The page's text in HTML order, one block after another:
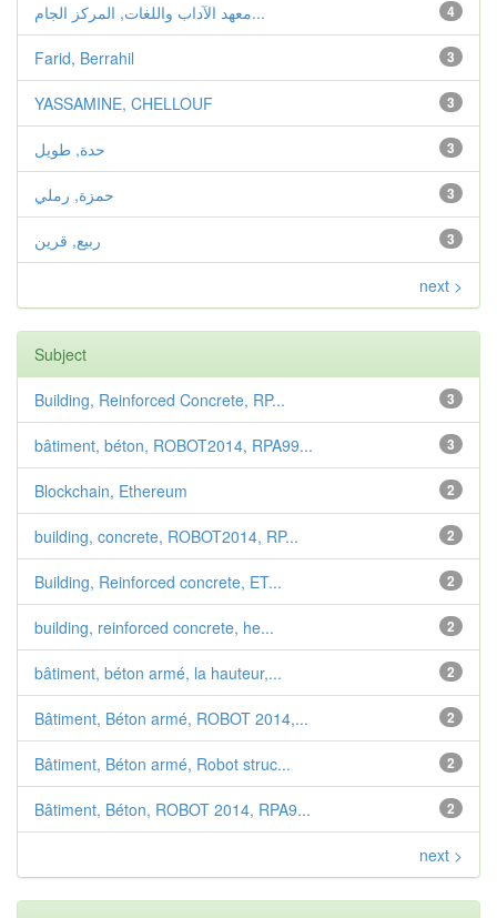
4 معهد الآداب واللغات, المركز الجام...
3
Farid, Berrahil
3
YASSAMINE, CHELLOUF
3 حدة, طويل
3 حمزة, رملي
3 ربيع, قرين
next >
Subject
3
Building, Reinforced Concrete, RP...
3
bâtiment, béton, ROBOT2014, RPA99...
2
Blockchain, Ethereum
2
building, concrete, ROBOT2014, RP...
2
Building, Reinforced concrete, ET...
2
building, reinforced concrete, he...
2
bâtiment, béton armé, la hauteur,...
2
Bâtiment, Béton armé, ROBOT 2014,...
2
Bâtiment, Béton armé, Robot struc...
2
Bâtiment, Béton, ROBOT 2014, RPA9...
next >